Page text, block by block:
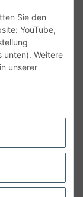
Sie den
YouTube,
unten). Weitere
unserer